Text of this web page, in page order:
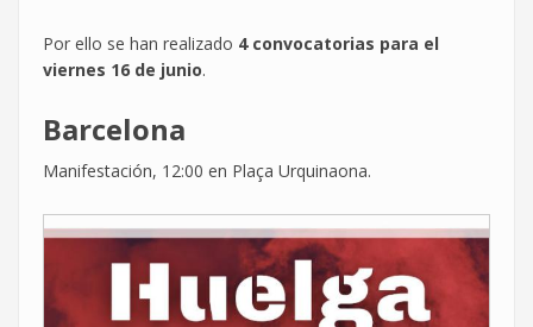
Por ello se han realizado 4 convocatorias para el
viernes 16 de junio.
Barcelona
Manifestación, 12:00 en Plaça Urquinaona.